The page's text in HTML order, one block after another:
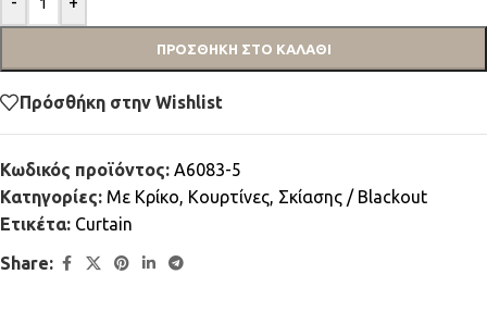
ΠΡΟΣΘΉΚΗ ΣΤΟ ΚΑΛΆΘΙ
Πρόσθήκη στην Wishlist
Κωδικός προϊόντος: A6083-5
Κατηγορίες: Mε Κρίκο, Κουρτίνες, Σκίασης / Blackout
Ετικέτα: Curtain
Share: